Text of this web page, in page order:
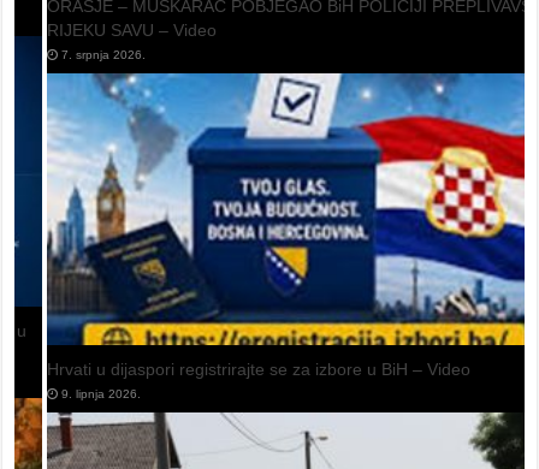
ORAŠJE – MUŠKARAC POBJEGAO BiH POLICIJI PREPLIVAVŠI
RIJEKU SAVU – Video
7. srpnja 2026.
Hrvati u dijaspori registrirajte se za izbore u BiH – Video
9. lipnja 2026.